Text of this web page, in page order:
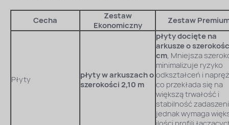
Cecha
Zestaw
Ekonomiczny
Zestaw
Płyty
płyty w arkuszach o
szerokości 2,10 m
płyty docięte na
arkusze o
cm, Mniejsza
minimalizuje ryzyko
odkształceń i
co przekłada się na
większą trwałość i
stabilność
jednak wymaga